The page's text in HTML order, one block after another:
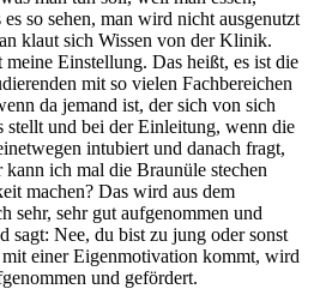
so sehen, man wird nicht ausgenutzt
klaut sich Wissen von der Klinik.
Einstellung. Das heißt, es ist die
mit so vielen Fachbereichen
da jemand ist, der sich von sich
stellt und bei der Einleitung, wenn die
intubiert und danach fragt,
ich mal die Braunüle stechen
machen? Das wird aus dem
sehr gut aufgenommen und
sagt: Nee, du bist zu jung oder sonst
einer Eigenmotivation kommt, wird
und gefördert.